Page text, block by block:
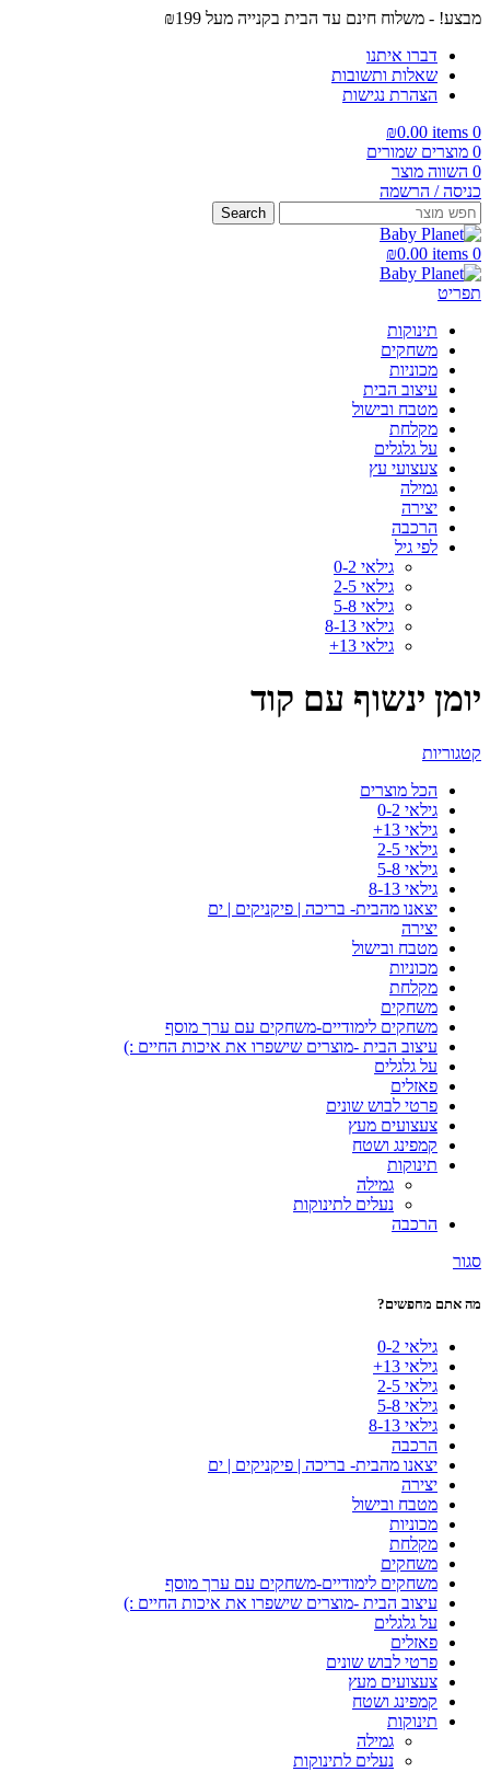
מבצע! - משלוח חינם עד הבית בקנייה מעל ₪199
דברו איתנו
שאלות ותשובות
הצהרת נגישות
0
items
₪0.00
0 מוצרים שמורים
0 השווה מוצר
כניסה / הרשמה
Search
0
items
₪0.00
תפריט
תינוקות
משחקים
מכוניות
עיצוב הבית
מטבח ובישול
מקלחת
על גלגלים
צעצועי עץ
גמילה
יצירה
הרכבה
לפי גיל
גילאי 0-2
גילאי 2-5
גילאי 5-8
גילאי 8-13
גילאי 13+
יומן ינשוף עם קוד
קטגוריות
הכל מוצרים
גילאי 0-2
גילאי 13+
גילאי 2-5
גילאי 5-8
גילאי 8-13
יצאנו מהבית- בריכה | פיקניקים | ים
יצירה
מטבח ובישול
מכוניות
מקלחת
משחקים
משחקים לימודיים-משחקים עם ערך מוסף
עיצוב הבית -מוצרים שישפרו את איכות החיים :)
על גלגלים
פאזלים
פרטי לבוש שונים
צעצועים מעץ
קמפינג ושטח
תינוקות
גמילה
נעלים לתינוקות
הרכבה
סגור
מה אתם מחפשים?
גילאי 0-2
גילאי 13+
גילאי 2-5
גילאי 5-8
גילאי 8-13
הרכבה
יצאנו מהבית- בריכה | פיקניקים | ים
יצירה
מטבח ובישול
מכוניות
מקלחת
משחקים
משחקים לימודיים-משחקים עם ערך מוסף
עיצוב הבית -מוצרים שישפרו את איכות החיים :)
על גלגלים
פאזלים
פרטי לבוש שונים
צעצועים מעץ
קמפינג ושטח
תינוקות
גמילה
נעלים לתינוקות